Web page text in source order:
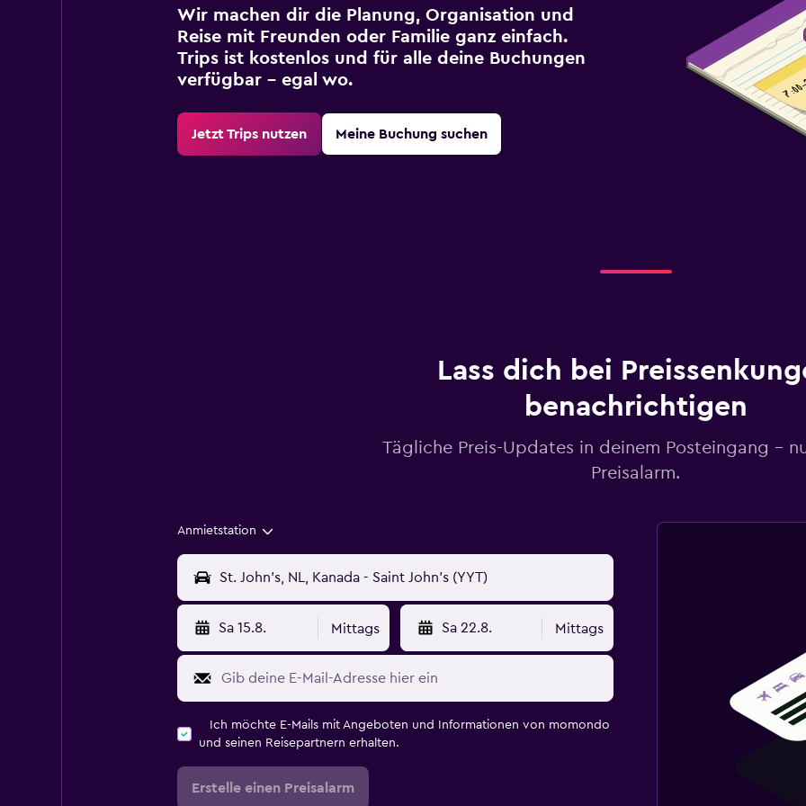
Wir machen dir die Planung, Organisation und
Reise mit Freunden oder Familie ganz einfach.
Trips ist kostenlos und für alle deine Buchungen
verfügbar – egal wo.
Jetzt Trips nutzen Meine Buchung suchen
Lass dich bei
benachrichtigen
Tägliche Preis-Updates in deinem Posteingang –
Preisalarm.
Anmietstation
Sa 15.8. Mittags Sa 22.8. Mittags
Ich möchte E-Mails mit Angeboten und Informationen von momondo
und seinen Reisepartnern erhalten.
Erstelle einen Preisalarm